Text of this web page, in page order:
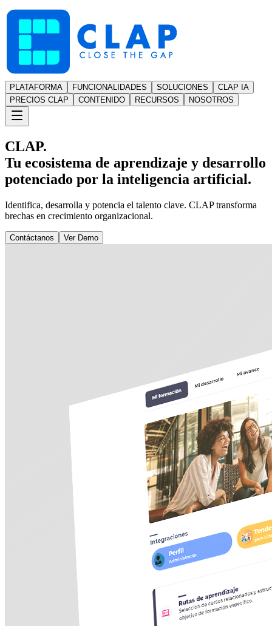
PLATAFORMA FUNCIONALIDADES SOLUCIONES
CLAP IA
PRECIOS CLAP
CONTENIDO RECURSOS NOSOTROS
CLAP.
Tu ecosistema de aprendizaje y desarrollo
potenciado por la inteligencia artificial.
Identifica, desarrolla y potencia el talento clave. CLAP transforma
brechas en crecimiento organizacional.
Contáctanos Ver Demo